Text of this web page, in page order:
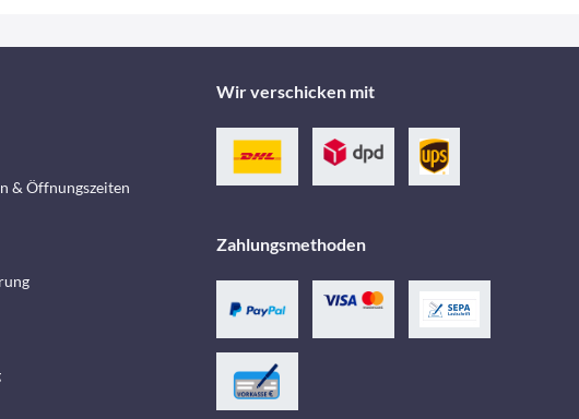
& Öffnungszeiten
Wir verschicken mit
Zahlungsmethoden